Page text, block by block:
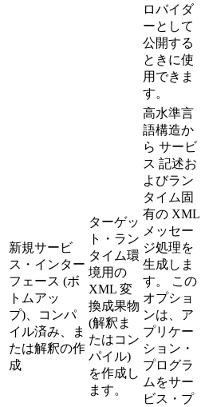
ロバイダ
ーとして
公開する
ときに使
用できま
す。
新規サービ
ス・インター
フェース (ボ
トムアッ
プ)、コンパ
イル済み、ま
たは解釈の作
成
ターゲッ
ト・ラン
タイム環
境用の
XML 変
換成果物
(解釈ま
たはコン
パイル)
を作成し
ます。
高水準言
語構造か
ら サービ
ス 記述お
よびラン
タイム固
有の XML
メッセー
ジ処理を
生成しま
す。 この
オプショ
ンは、ア
プリケー
ション・
プログラ
ムをサー
ビス・プ